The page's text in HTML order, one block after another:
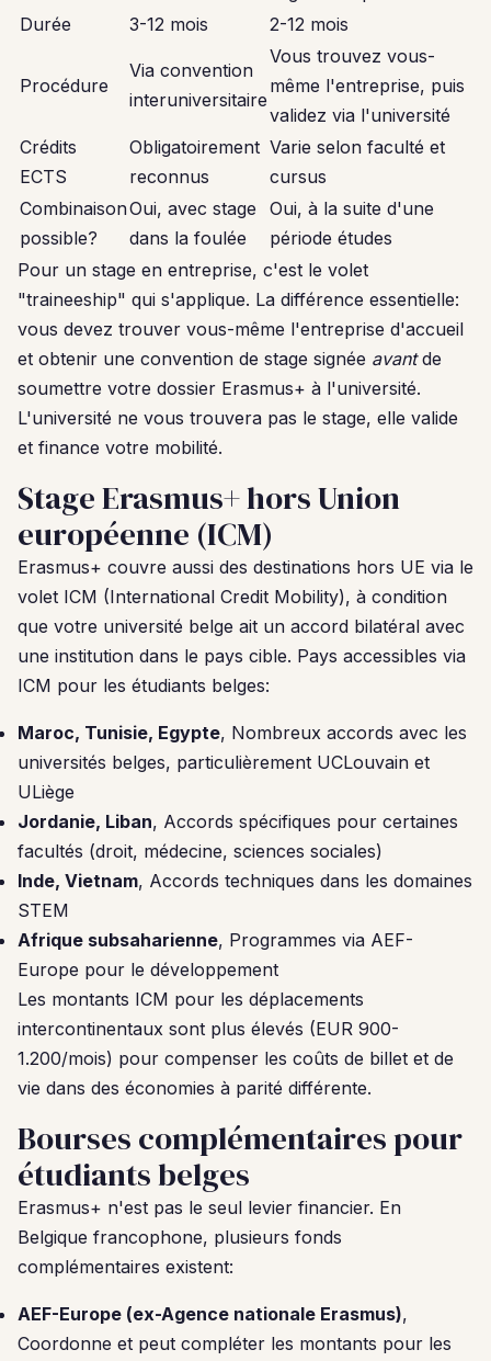
Durée
3-12 mois 2-12 mois
Procédure
Via convention
interuniversitaire
Vous trouvez vous-
même l'entreprise, puis
validez via l'université
Crédits
ECTS
Obligatoirement
reconnus
Varie selon faculté et
cursus
Combinaison
possible?
Oui, avec stage
dans la foulée
Oui, à la suite d'une
période études
Pour un stage en entreprise, c'est le volet
"traineeship" qui s'applique. La différence essentielle:
vous devez trouver vous-même l'entreprise d'accueil
et obtenir une convention de stage signée avantde
soumettre votre dossier Erasmus+ à l'université.
L'université ne vous trouvera pas le stage, elle valide
et finance votre mobilité.
Stage Erasmus+ hors Union
européenne (ICM)
Erasmus+ couvre aussi des destinations hors UE via le
volet ICM (International Credit Mobility), à condition
que votre université belge ait un accord bilatéral avec
une institution dans le pays cible. Pays accessibles via
ICM pour les étudiants belges:
Maroc, Tunisie, Egypte, Nombreux accords avec les
universités belges, particulièrement UCLouvain et
ULiège
Jordanie, Liban, Accords spécifiques pour certaines
facultés (droit, médecine, sciences sociales)
Inde, Vietnam, Accords techniques dans les domaines
STEM
Afrique subsaharienne, Programmes via AEF-
Europe pour le développement
Les montants ICM pour les déplacements
intercontinentaux sont plus élevés (EUR 900-
1.200/mois) pour compenser les coûts de billet et de
vie dans des économies à parité différente.
Bourses complémentaires pour
étudiants belges
Erasmus+ n'est pas le seul levier financier. En
Belgique francophone, plusieurs fonds
complémentaires existent:
AEF-Europe (ex-Agence nationale Erasmus),
Coordonne et peut compléter les montants pour les